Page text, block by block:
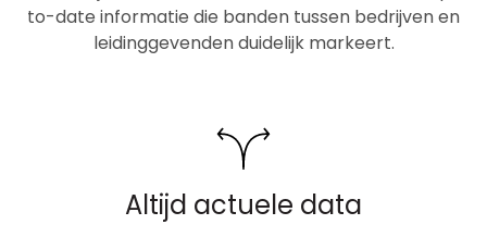
to-date informatie die banden tussen bedrijven en
leidinggevenden duidelijk markeert.
Altijd actuele data